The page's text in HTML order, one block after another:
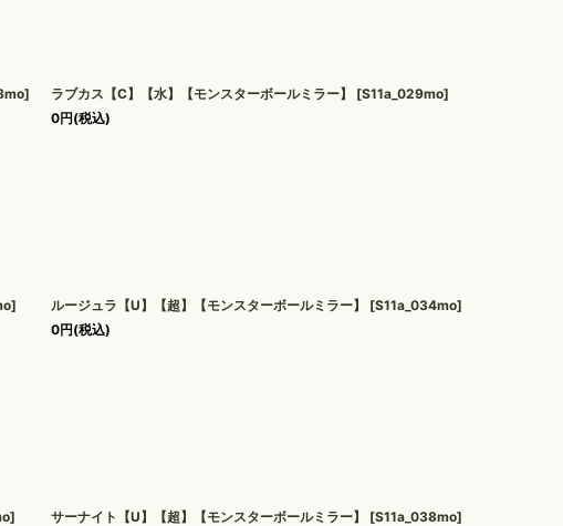
]
ラブカス【C】【水】【モンスターボールミラー】 [S11a_029mo]
0円(税込)
]
ルージュラ【U】【超】【モンスターボールミラー】 [S11a_034mo]
0円(税込)
]
サーナイト【U】【超】【モンスターボールミラー】 [S11a_038mo]